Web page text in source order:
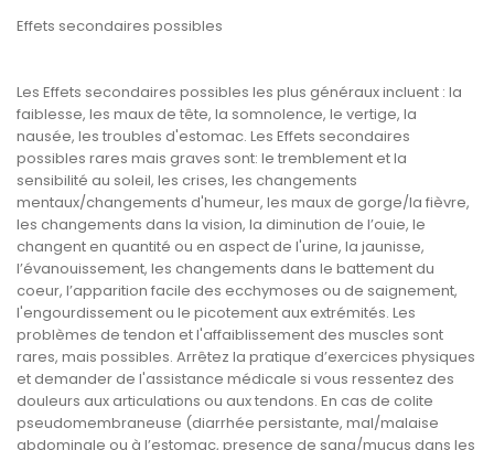
Effets secondaires possibles
Les Effets secondaires possibles les plus généraux incluent : la
faiblesse, les maux de tête, la somnolence, le vertige, la
nausée, les troubles d'estomac. Les Effets secondaires
possibles rares mais graves sont: le tremblement et la
sensibilité au soleil, les crises, les changements
mentaux/changements d'humeur, les maux de gorge/la fièvre,
les changements dans la vision, la diminution de l’ouie, le
changent en quantité ou en aspect de l'urine, la jaunisse,
l’évanouissement, les changements dans le battement du
coeur, l’apparition facile des ecchymoses ou de saignement,
l'engourdissement ou le picotement aux extrémités. Les
problèmes de tendon et l'affaiblissement des muscles sont
rares, mais possibles. Arrêtez la pratique d’exercices physiques
et demander de l'assistance médicale si vous ressentez des
douleurs aux articulations ou aux tendons. En cas de colite
pseudomembraneuse (diarrhée persistante, mal/malaise
abdominale ou à l’estomac, presence de sang/mucus dans les